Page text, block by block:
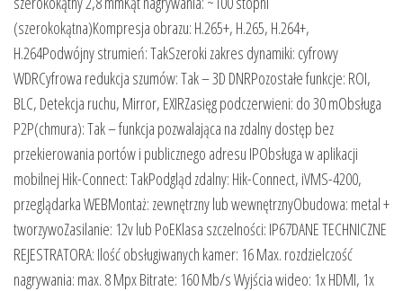
(szerokokątna)Kompresja obrazu: H.265+, H.265, H.264+,
H.264Podwójny strumień: TakSzeroki zakres dynamiki: cyfrowy
WDRCyfrowa redukcja szumów: Tak – 3D DNRPozostałe funkcje: ROI,
BLC, Detekcja ruchu, Mirror, EXIRZasięg podczerwieni: do 30 mObsługa
P2P(chmura): Tak – funkcja pozwalająca na zdalny dostęp bez
przekierowania portów i publicznego adresu IPObsługa w aplikacji
mobilnej Hik-Connect: TakPodgląd zdalny: Hik-Connect, iVMS-4200,
przeglądarka WEBMontaż: zewnętrzny lub wewnętrznyObudowa: metal +
tworzywoZasilanie: 12v lub PoEKlasa szczelności: IP67DANE TECHNICZNE
REJESTRATORA: Ilość obsługiwanych kamer: 16 Max. rozdzielczość
nagrywania: max. 8 Mpx Bitrate: 160 Mb/s Wyjścia wideo: 1x HDMI, 1x